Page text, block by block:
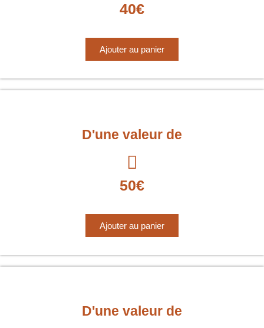
40€
Ajouter au panier
D'une valeur de
50€
Ajouter au panier
D'une valeur de